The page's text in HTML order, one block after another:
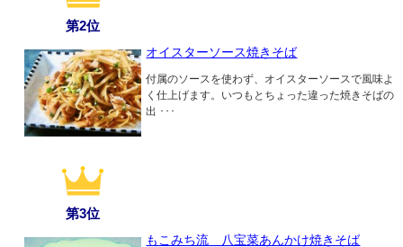
第2位
オイスターソース焼きそば
付属のソースを使わず、オイスターソースで風味よ
く仕上げます。いつもとちょった違った焼きそばの
出 ･･･
第3位
もこみち流 八宝菜あんかけ焼きそば